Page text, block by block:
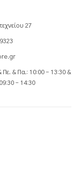
27
Πε. & Πα.: 10:00 – 13:30 &
– 14:30